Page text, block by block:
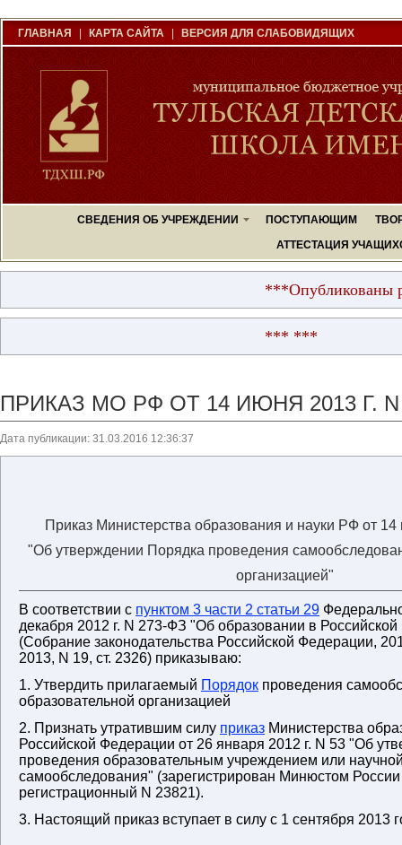
ГЛАВНАЯ КАРТА САЙТА ВЕРСИЯ ДЛЯ СЛАБОВИДЯЩИХ
СВЕДЕНИЯ ОБ УЧРЕЖДЕНИИ ПОСТУПАЮЩИМ
АТТЕСТАЦИЯ
***Опубликованы
*** ***
ПРИКАЗ МО РФ ОТ 14 ИЮНЯ 2013 Г. N
Дата публикации: 31.03.2016 12:36:37
Приказ Министерства образования и науки РФ от 14
"Об утверждении Порядка проведения
организацией"
В соответствии с пунктом 3 части 2 статьи 29
декабря 2012 г. N 273-ФЗ "Об образовании в
(Собрание законодательства Российской Федерации,
2013, N 19, ст. 2326) приказываю:
1. Утвердить прилагаемый Порядок проведения
образовательной организацией
2. Признать утратившим силу приказ Министерства
Российской Федерации от 26 января 2012 г. N 53 "Об
проведения образовательным учреждением или
самообследования" (зарегистрирован Минюстом России
регистрационный N 23821).
3. Настоящий приказ вступает в силу с 1 сентября 2013